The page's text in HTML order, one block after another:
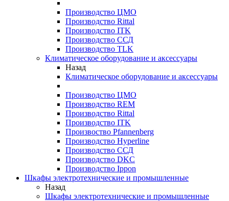
Производство ЦМО
Производство Rittal
Производство ITK
Производство ССД
Производство TLK
Климатическое оборудование и аксессуары
Назад
Климатическое оборудование и аксессуары
Производство ЦМО
Производство REM
Производство Rittal
Производство ITK
Произвоство Pfannenberg
Производство Hyperline
Производство ССД
Производство DKC
Производство Ippon
Шкафы электротехнические и промышленные
Назад
Шкафы электротехнические и промышленные